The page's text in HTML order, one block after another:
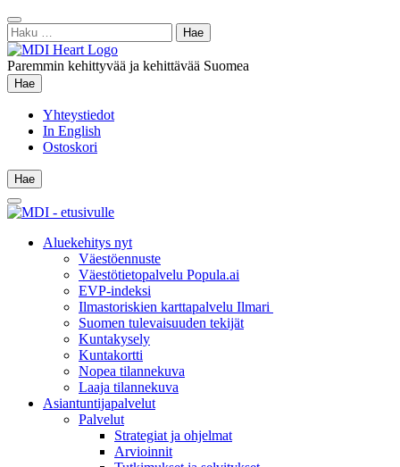
Siirry
sisältöön
Sulje
hae
Haku:
Paremmin kehittyvää ja kehittävää Suomea
Hae
Hae
Yhteystiedot
In English
Ostoskori
Hae
Hae
Main
Menu
Aluekehitys nyt
Väestöennuste
Väestötietopalvelu Popula.ai
EVP-indeksi
Ilmastoriskien karttapalvelu Ilmari
Suomen tulevaisuuden tekijät
Kuntakysely
Kuntakortti
Nopea tilannekuva
Laaja tilannekuva
Asiantuntijapalvelut
Palvelut
Strategiat ja ohjelmat
Arvioinnit